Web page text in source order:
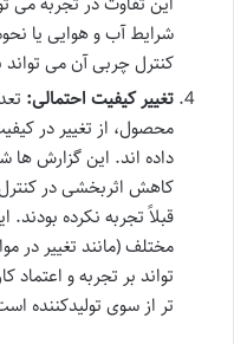
شرایط آب و هوایی یا
کنترل چربی آن می
تغییر کیفیت احتمالی:
محصول، از تغییر در
داده اند. این گزارش ها
کاهش اثربخشی در
قبلاً تجربه نکرده
مختلف (مانند تغییر در
تواند بر تجربه و اعتماد
تر از سوی تولیدکننده